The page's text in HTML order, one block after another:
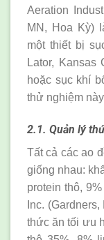
Aeration
MN, Hoa Kỳ)
một thiết bị
Lator,
hoặc sục khí
thử nghiệm
2.1. Quản lý
Tất cả các ao
giống nhau:
protein thô,
Inc.
thức ăn tối ưu